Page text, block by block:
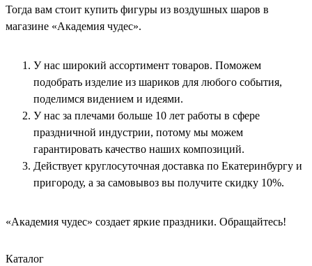
Тогда вам стоит купить фигуры из воздушных шаров в
магазине «Академия чудес».
У нас широкий ассортимент товаров. Поможем
подобрать изделие из шариков для любого события,
поделимся видением и идеями.
У нас за плечами больше 10 лет работы в сфере
праздничной индустрии, потому мы можем
гарантировать качество наших композиций.
Действует круглосуточная доставка по Екатеринбургу и
пригороду, а за самовывоз вы получите скидку 10%.
«Академия чудес» создает яркие праздники. Обращайтесь!
Каталог